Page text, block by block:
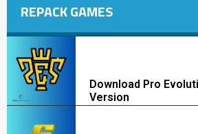
REPACK GAMES
Download Pro
Version